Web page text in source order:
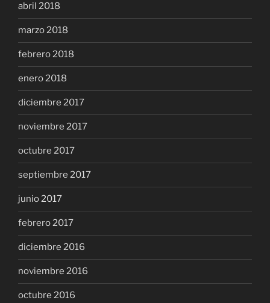
abril 2018
marzo 2018
febrero 2018
enero 2018
diciembre 2017
noviembre 2017
octubre 2017
septiembre 2017
junio 2017
febrero 2017
diciembre 2016
noviembre 2016
octubre 2016